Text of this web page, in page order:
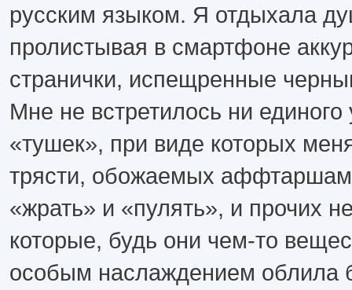
русским языком. Я отдыхала
пролистывая в смартфоне
странички, испещренные
Мне не встретилось ни
«тушек», при виде которых
трясти, обожаемых
«жрать» и «пулять», и прочих
которые, будь они чем-то
особым наслаждением облила